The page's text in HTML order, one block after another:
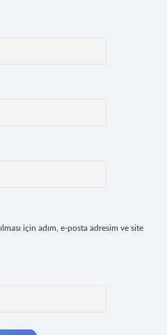
için adım, e-posta adresim ve site